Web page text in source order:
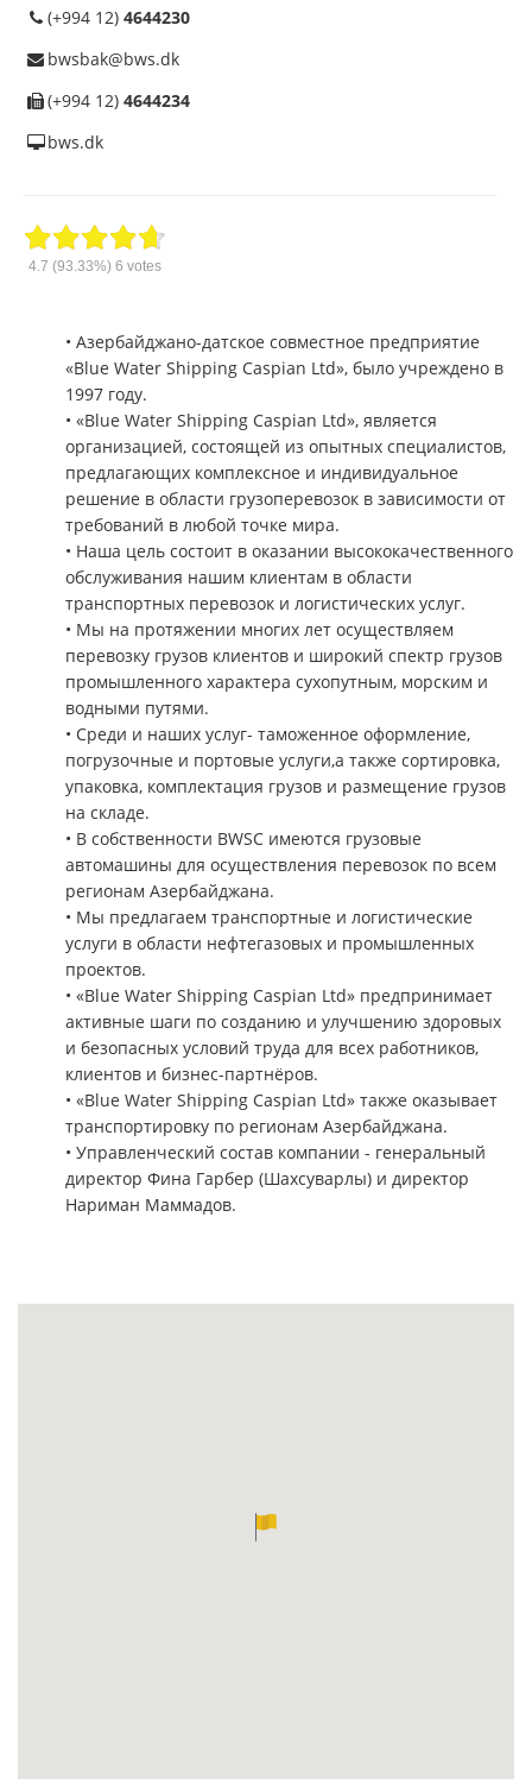
(+994 12) 4644230
bwsbak@bws.dk
(+994 12) 4644234
bws.dk
4.7 (93.33%) 6 votes
• Азербайджано-датское совместное предприятие
«Blue Water Shipping Caspian Ltd», было учреждено в
1997 году.
• «Blue Water Shipping Caspian Ltd», является
организацией, состоящей из опытных специалистов,
предлагающих комплексное и индивидуальное
решение в области грузоперевозок в зависимости от
требований в любой точке мира.
• Наша цель состоит в оказании высококачественного
обслуживания нашим клиентам в области
транспортных перевозок и логистических услуг.
• Мы на протяжении многих лет осуществляем
перевозку грузов клиентов и широкий спектр грузов
промышленного характера сухопутным, морским и
водными путями.
• Среди и наших услуг- таможенное оформление,
погрузочные и портовые услуги,а также сортировка,
упаковка, комплектация грузов и размещение грузов
на складе.
• В собственности BWSC имеются грузовые
автомашины для осуществления перевозок по всем
регионам Азербайджана.
• Мы предлагаем транспортные и логистические
услуги в области нефтегазовых и промышленных
проектов.
• «Blue Water Shipping Caspian Ltd» предпринимает
активные шаги по созданию и улучшению здоровых
и безопасных условий труда для всех работников,
клиентов и бизнес-партнёров.
• «Blue Water Shipping Caspian Ltd» также оказывает
транспортировку по регионам Азербайджана.
• Управленческий состав компании - генеральный
директор Фина Гарбер (Шахсуварлы) и директор
Нариман Маммадов.